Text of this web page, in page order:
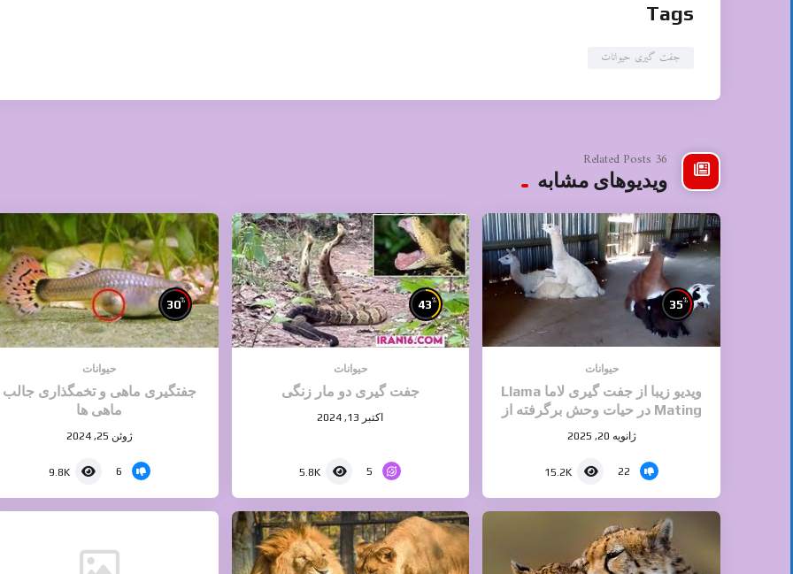
Tags
جفت گیری حیوانات
36 Related Posts
ویدیوهای مشابه
35%
حیوانات
ویدیو زیبا از جفت گیری لاما Llama
Mating در حیات وحش برگرفته از
دسته جفت گیری حیوانات سایت ایران
ژانویه 20, 2025
22
15.2K
43%
حیوانات
جفت گیری دو مار زنگی
اکتبر 13, 2024
5
5.8K
30%
حیوانات
جفتگیری ماهی و تخمگذاری جالب
ماهی ها
ژوئن 25, 2024
6
9.8K